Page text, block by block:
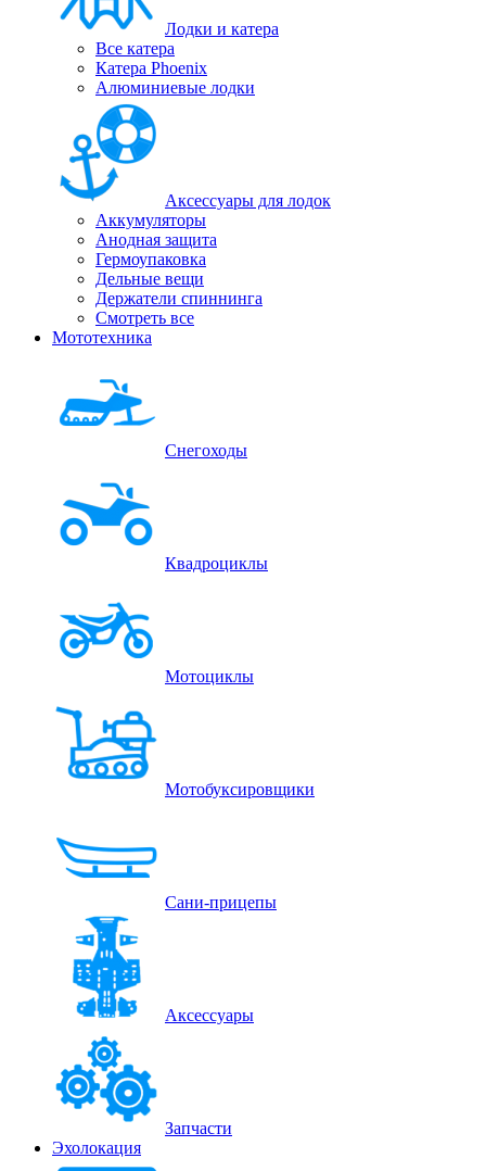
Лодки и катера
Все катера
Катера Phoenix
Алюминиевые лодки
Аксессуары для лодок
Аккумуляторы
Анодная защита
Гермоупаковка
Дельные вещи
Держатели спиннинга
Смотреть все
Мототехника
Снегоходы
Квадроциклы
Мотоциклы
Мотобуксировщики
Сани-прицепы
Аксессуары
Запчасти
Эхолокация